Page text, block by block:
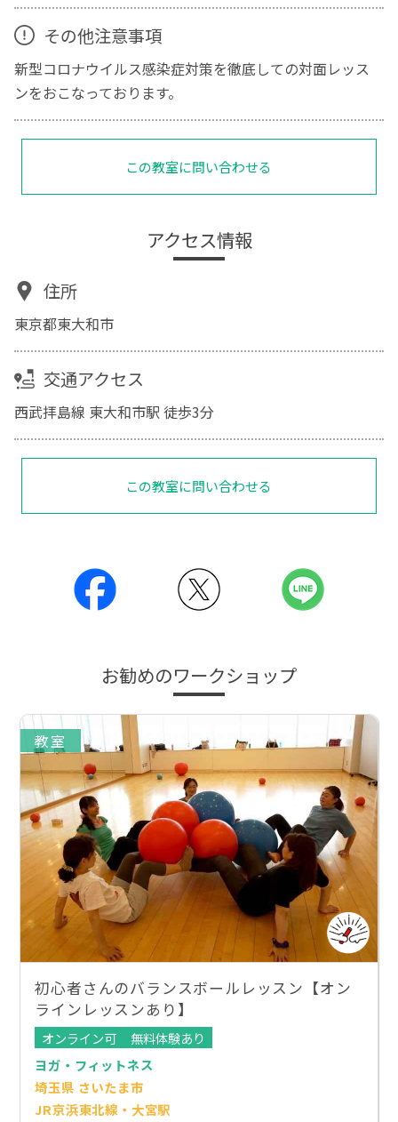
その他注意事項
新型コロナウイルス感染症対策を徹底しての対面レッス
ンをおこなっております。
この教室に問い合わせる
アクセス情報
住所
東京都東大和市
交通アクセス
西武拝島線 東大和市駅 徒歩3分
この教室に問い合わせる
お勧めのワークショップ
教室
初心者さんのバランスボールレッスン【オン
ラインレッスンあり】
オンライン可
無料体験あり
ヨガ・フィットネス
埼玉県 さいたま市
JR京浜東北線・大宮駅